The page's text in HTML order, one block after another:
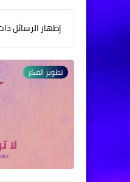
‏إظهار الرسائل
تطوير الفكر